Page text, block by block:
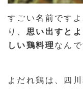
すごい名前です
り、 思い出すと
しい鶏料理 なんで
よだれ鶏は、四